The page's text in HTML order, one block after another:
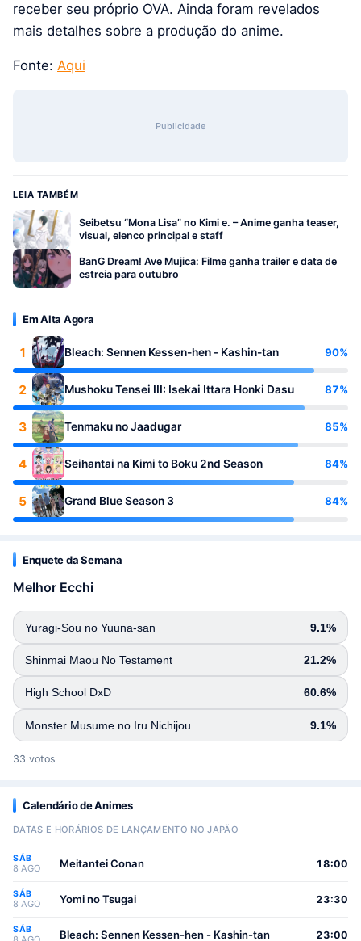
receber seu próprio OVA. Ainda foram revelados
mais detalhes sobre a produção do anime.
Fonte: Aqui
Publicidade
LEIA TAMBÉM
Seibetsu “Mona Lisa” no Kimi e. – Anime ganha teaser,
visual, elenco principal e staff
BanG Dream! Ave Mujica: Filme ganha trailer e data de
estreia para outubro
Em Alta Agora
1 Bleach: Sennen Kessen-hen - Kashin-tan 90%
2 Mushoku Tensei III: Isekai Ittara Honki Dasu 87%
3 Tenmaku no Jaadugar 85%
4 Seihantai na Kimi to Boku 2nd Season 84%
5 Grand Blue Season 3 84%
Enquete da Semana
Melhor Ecchi
Yuragi-Sou no Yuuna-san 9.1%
Shinmai Maou No Testament 21.2%
High School DxD 60.6%
Monster Musume no Iru Nichijou 9.1%
33 votos
Calendário de Animes
DATAS E HORÁRIOS DE LANÇAMENTO NO JAPÃO
SÁB
8 AGO Meitantei Conan 18:00
SÁB
8 AGO Yomi no Tsugai 23:30
SÁB Bleach: Sennen Kessen-hen - Kashin-tan 23:00